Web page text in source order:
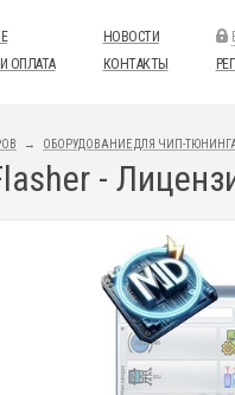
ОПЛАТА
НОВОСТИ
КОНТАКТЫ
ОБОРУДОВАНИЕ ДЛЯ ЧИП-
-